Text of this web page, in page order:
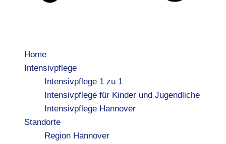
Home
Intensivpflege
Intensivpflege 1 zu 1
Intensivpflege für Kinder und Jugendliche
Intensivpflege Hannover
Standorte
Region Hannover